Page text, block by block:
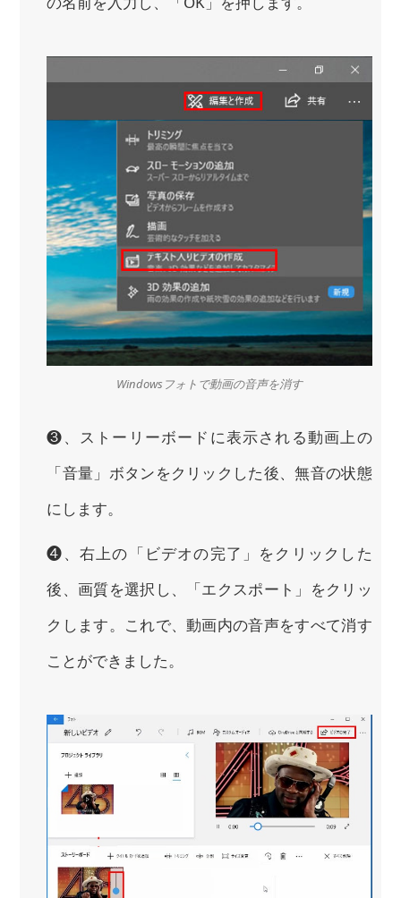
Windowsフォトで動画の音声を消す
❸、ストーリーボードに表示される動画上の
「音量」ボタンをクリックした後、無音の状態
にします。
❹、右上の「ビデオの完了」をクリックした
後、画質を選択し、「エクスポート」をクリッ
クします。これで、動画内の音声をすべて消す
ことができました。